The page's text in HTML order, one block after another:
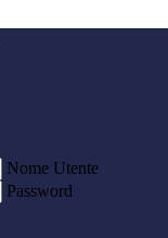
Nome Utente
Password